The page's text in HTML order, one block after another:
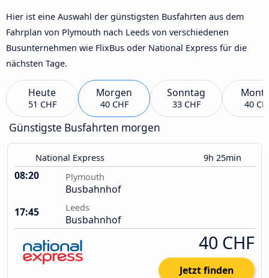
Hier ist eine Auswahl der günstigsten Busfahrten aus dem
Fahrplan von Plymouth nach Leeds von verschiedenen
Busunternehmen wie FlixBus oder National Express für die
nächsten Tage.
Heute
51 CHF
Morgen
40 CHF
Sonntag
33 CHF 40
Günstigste Busfahrten morgen
National Express 9h 25min
08:20 Plymouth
Busbahnhof
17:45
Leeds
Busbahnhof
40 CHF
Jetzt finden